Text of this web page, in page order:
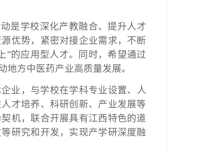
是学校深化产教融合、提升人才
优势，紧密对接企业需求，不断
”的应用型人才。同时，希望通过
方中医药产业高质量发展。
业，与学校在学科专业设置、人
才培养、科研创新、产业发展等
机，联合开展具有江西特色的道
研究和开发，实现产学研深度融